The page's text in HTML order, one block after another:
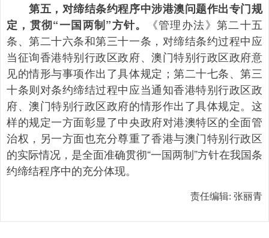
第五，对缔结条约程序中涉港澳问题作出专门规
定，贯彻“一国两制”方针。
《管理办法》第二十五
条、第二十六条和第三十一条，对缔结条约过程中应
当征询香港特别行政区政府、澳门特别行政区政府意
见的情形与事项作出了具体规定；第二十七条、第三
十条则对条约缔结过程中应当通知香港特别行政区政
府、澳门特别行政区政府的情形作出了具体规定。这
样的规定一方面彰显了中央政府对港澳特区的全面管
治权，另一方面也充分尊重了香港与澳门特别行政区
的实际情况，是全面准确贯彻“一国两制”方针在我国条
约缔结程序中的充分体现。
责任编辑: 张丽青